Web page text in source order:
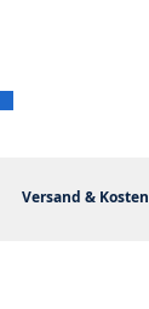
Versand & Kosten